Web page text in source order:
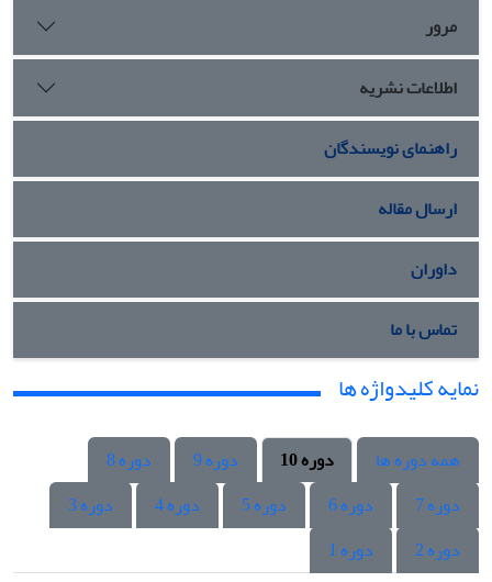
مرور
اطلاعات نشریه
راهنمای نویسندگان
ارسال مقاله
داوران
تماس با ما
نمایه کلیدواژه ها
همه دوره ها دوره 10 دوره 9
دوره 8
دوره 7
دوره 6 دوره 5 دوره 4
دوره 3
دوره 2
دوره 1